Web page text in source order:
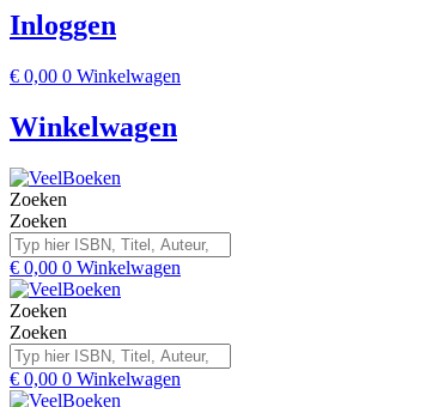
Inloggen
€ 0,00 0 Winkelwagen
Winkelwagen
Zoeken
Zoeken
€ 0,00 0 Winkelwagen
Zoeken
Zoeken
€ 0,00 0 Winkelwagen